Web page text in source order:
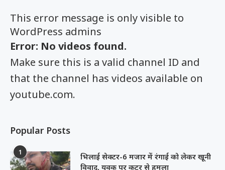
This error message is only visible to
WordPress admins
Error: No videos found.
Make sure this is a valid channel ID and
that the channel has videos available on
youtube.com.
Popular Posts
1
भिलाई सेक्टर-6 मजार में रंगाई को लेकर खूनी
विवाद, युवक पर कटर से हमला